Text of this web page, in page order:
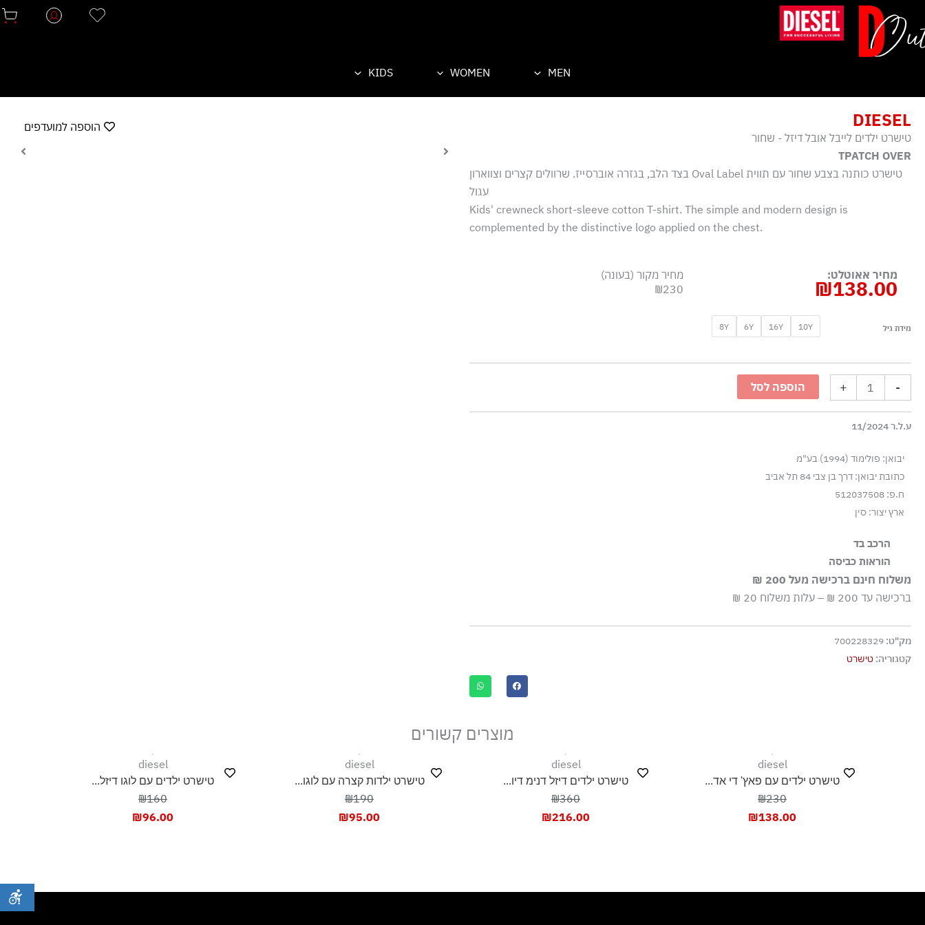
לתוכן
MEN
WOMEN
KIDS
DIESEL
טישרט ילדים לייבל אובל דיזל - שחור
TPATCH OVER
טישרט כותנה בצבע שחור עם תווית Oval Label בצד הלב, בגזרה אוברסייז. שרוולים קצרים וצווארון
עגול
Kids' crewneck short-sleeve cotton T-shirt. The simple and modern design is
complemented by the distinctive logo applied on the chest.
מחיר אאוטלט:
₪138.00
מחיר מקור (בעונה)
₪230
מידת גיל 10Y
16Y
6Y
8Y
-
ילדים
לייבל
אובל
דיזל
שחור
+ הוספה לסל
ע.ל.ר 11/2024
יבואן: פולימוד (1994) בע"מ
כתובת יבואן: דרך בן צבי 84 תל אביב
ח.פ: 512037508
ארץ יצור: סין
הרכב בד
100% כותנה
הוראות כביסה
שטיפה ידנית
ללא חומרי הלבנה, ללא השריה
גיהוץ בחום נמוך
אסור לנקות בניקוי יבש
אסור לייבש במכונת ייבוש
משלוח חינם ברכישה מעל 200 ₪
ברכישה עד 200 ₪ – עלות משלוח 20 ₪
מק"ט: 700228329
קטגוריה: טישרט
הוספה למועדפים
מוצרים קשורים
diesel
טישרט ילדים עם פאץ' די אד...
₪230
₪138.00
diesel
טישרט ילדים דיזל דנימ דיו...
₪360
₪216.00
diesel
טישרט ילדות קצרה עם לוגו...
₪190
₪95.00
diesel
טישרט ילדים עם לוגו דיזל...
₪160
₪96.00